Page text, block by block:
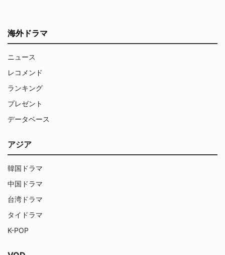
海外ドラマ
ニュース
レコメンド
ランキング
プレゼント
データベース
アジア
韓国ドラマ
中国ドラマ
台湾ドラマ
タイドラマ
K-POP